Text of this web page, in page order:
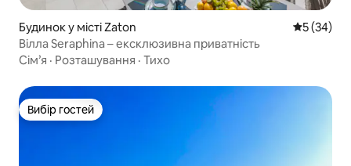
Будинок у місті Zaton Середня
5 (34)
Вілла Seraphina – ексклюзивна приватність
Сім’я · Розташування · Тихо
Вибір гостей
Вибір гостей